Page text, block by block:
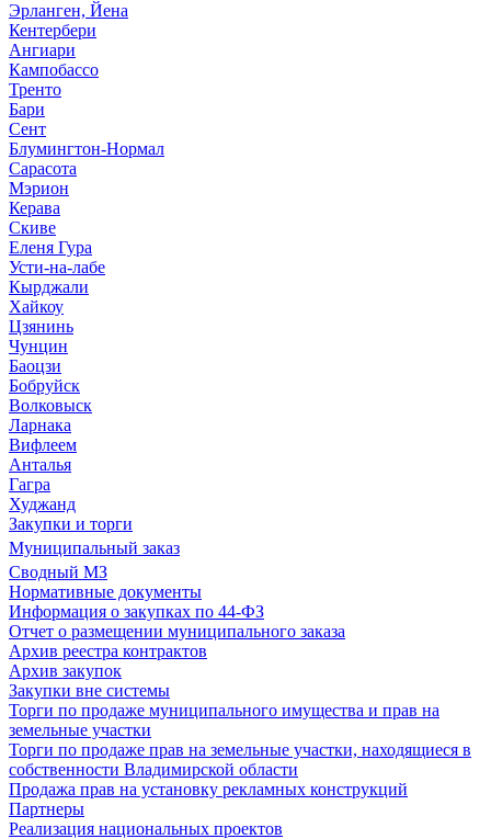
Эрланген, Йена
Кентербери
Ангиари
Кампобассо
Тренто
Бари
Сент
Блумингтон-Нормал
Сарасота
Мэрион
Керава
Скиве
Еленя Гура
Усти-на-лабе
Кырджали
Хайкоу
Цзянинь
Чунцин
Баоцзи
Бобруйск
Волковыск
Ларнака
Вифлеем
Анталья
Гагра
Худжанд
Закупки и торги
Муниципальный заказ
Сводный МЗ
Нормативные документы
Информация о закупках по 44-ФЗ
Отчет о размещении муниципального заказа
Архив реестра контрактов
Архив закупок
Закупки вне системы
Торги по продаже муниципального имущества и прав на
земельные участки
Торги по продаже прав на земельные участки, находящиеся в
собственности Владимирской области
Продажа прав на установку рекламных конструкций
Партнеры
Реализация национальных проектов